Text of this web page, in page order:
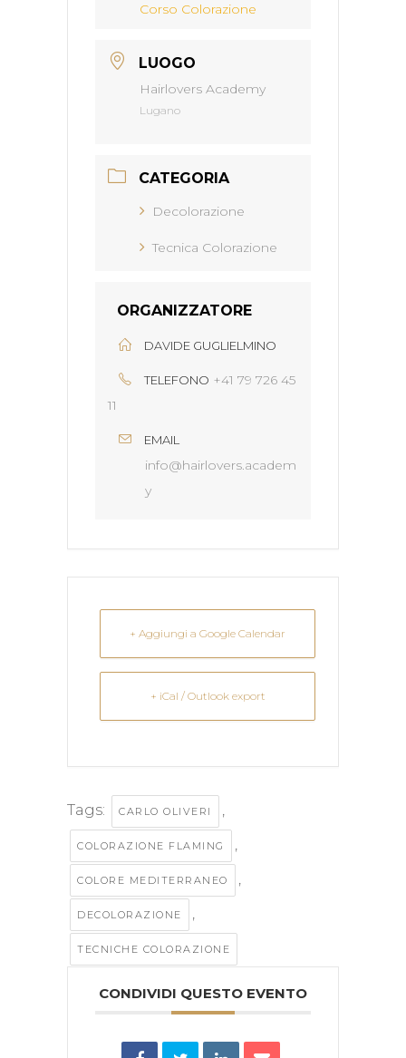
Corso Colorazione
LUOGO
Hairlovers Academy
Lugano
CATEGORIA
Decolorazione
Tecnica Colorazione
ORGANIZZATORE
DAVIDE GUGLIELMINO
TELEFONO +41 79 726 45
11
EMAIL
info@hairlovers.academ
y
+ Aggiungi a Google Calendar
+ iCal / Outlook export
Tags: CARLO OLIVERI ,
COLORAZIONE FLAMING ,
COLORE MEDITERRANEO ,
DECOLORAZIONE ,
TECNICHE COLORAZIONE
CONDIVIDI QUESTO EVENTO